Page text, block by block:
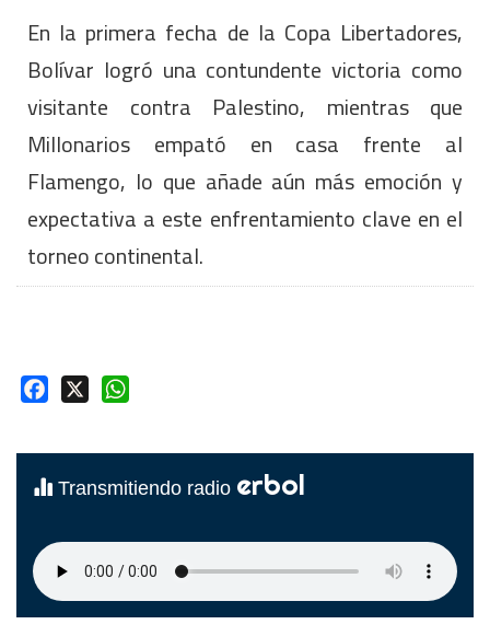
En la primera fecha de la Copa Libertadores,
Bolívar logró una contundente victoria como
visitante contra Palestino, mientras que
Millonarios empató en casa frente al
Flamengo, lo que añade aún más emoción y
expectativa a este enfrentamiento clave en el
torneo continental.
Facebook
Transmitiendo radio erbol